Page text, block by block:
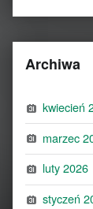
Archiwa
kwiecień
marzec
luty 2026
styczeń